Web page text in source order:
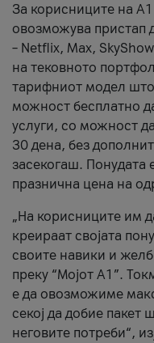
За корисниците на
овозможува пристап
– Netflix, Max,
на тековното
тарифниот модел што
можност бесплатно
услуги, со можност
30 дена, без
засекогаш. Понудата
празнична цена на
„На корисниците им
креираат својата
своите навики и
преку “Мојот А1”.
е да овозможиме
секој да добие
неговите потреби“,